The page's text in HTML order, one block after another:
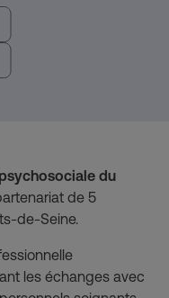
du
de 5
de-Seine.
les échanges avec